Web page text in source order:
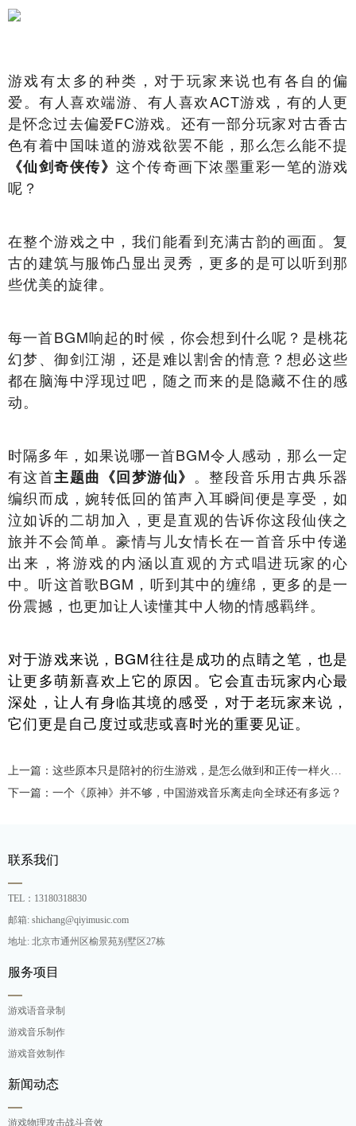
游戏有太多的种类，对于玩家来说也有各自的偏
爱。有人喜欢端游、有人喜欢ACT游戏，有的人更
是怀念过去偏爱FC游戏。还有一部分玩家对古香古
色有着中国味道的游戏欲罢不能，那么怎么能不提
《仙剑奇侠传》这个传奇画下浓墨重彩一笔的游戏
呢？
在整个游戏之中，我们能看到充满古韵的画面。复
古的建筑与服饰凸显出灵秀，更多的是可以听到那
些优美的旋律。
每一首BGM响起的时候，你会想到什么呢？是桃花
幻梦、御剑江湖，还是难以割舍的情意？想必这些
都在脑海中浮现过吧，随之而来的是隐藏不住的感
动。
时隔多年，如果说哪一首BGM令人感动，那么一定
有这首主题曲《回梦游仙》 。整段音乐用古典乐器
编织而成，婉转低回的笛声入耳瞬间便是享受，如
泣如诉的二胡加入，更是直观的告诉你这段仙侠之
旅并不会简单。豪情与儿女情长在一首音乐中传递
出来，将游戏的内涵以直观的方式唱进玩家的心
中。听这首歌BGM，听到其中的缠绵，更多的是一
份震撼，也更加让人读懂其中人物的情感羁绊。
对于游戏来说，BGM往往是成功的点睛之笔，也是
让更多萌新喜欢上它的原因。它会直击玩家内心最
深处，让人有身临其境的感受，对于老玩家来说，
它们更是自己度过或悲或喜时光的重要见证。
上一篇：这些原本只是陪衬的衍生游戏，是怎么做到和正传一样火爆的？
下一篇：一个《原神》并不够，中国游戏音乐离走向全球还有多远？
联系我们
TEL：13180318830
邮箱: shichang@qiyimusic.com
地址: 北京市通州区榆景苑别墅区27栋
服务项目
游戏语音录制
游戏音乐制作
游戏音效制作
新闻动态
游戏物理攻击战斗音效